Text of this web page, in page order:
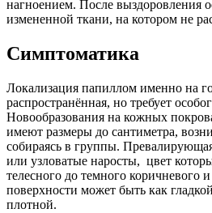
нагноением. После выздоровления
измененной ткани, на котором не
Симптоматика
Локализация папиллом именно на
распространённая, но требует
Новообразования на кожных
имеют размеры до сантиметра,
собираясь в группы.
или узловатые наросты, цвет
телесного до темного коричневого
поверхности может быть как
плотной.